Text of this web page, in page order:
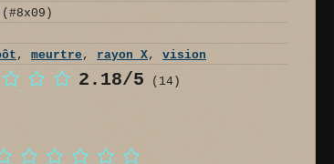
(#8x09)
, meurtre , rayon X, vision
2.18/5 (14)